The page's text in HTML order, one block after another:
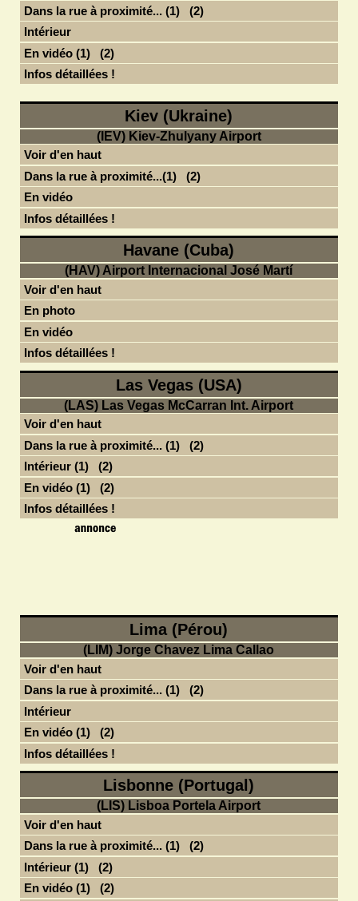
Dans la rue à proximité... (1)
(2)
Intérieur
En vidéo (1)
(2)
Infos détaillées !
Kiev (Ukraine)
(IEV) Kiev-Zhulyany Airport
Voir d'en haut
Dans la rue à proximité...(1)
(2)
En vidéo
Infos détaillées !
Havane (Cuba)
(HAV) Airport Internacional José Martí
Voir d'en haut
En photo
En vidéo
Infos détaillées !
Las Vegas (USA)
(LAS) Las Vegas McCarran Int. Airport
Voir d'en haut
Dans la rue à proximité... (1)
(2)
Intérieur (1)
(2)
En vidéo (1)
(2)
Infos détaillées !
Lima (Pérou)
(LIM) Jorge Chavez Lima Callao
Voir d'en haut
Dans la rue à proximité... (1)
(2)
Intérieur
En vidéo (1)
(2)
Infos détaillées !
Lisbonne (Portugal)
(LIS) Lisboa Portela Airport
Voir d'en haut
Dans la rue à proximité... (1)
(2)
Intérieur (1)
(2)
En vidéo (1)
(2)